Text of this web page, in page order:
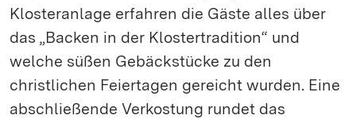
Klosteranlage erfahren die Gäste alles über
das „Backen in der Klostertradition“ und
welche süßen Gebäckstücke zu den
christlichen Feiertagen gereicht wurden. Eine
abschließende Verkostung rundet das